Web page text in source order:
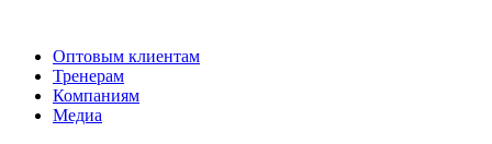
Оптовым клиентам
Тренерам
Компаниям
Медиа